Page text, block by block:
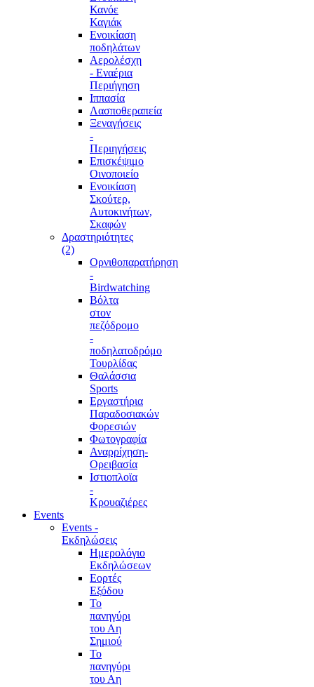
Κανόε
Καγιάκ
Ενοικίαση
ποδηλάτων
Αερολέσχη
- Εναέρια
Περιήγηση
Ιππασία
Λασποθεραπεία
Ξεναγήσεις
-
Περιηγήσεις
Επισκέψιμο
Οινοποιείο
Ενοικίαση
Σκούτερ,
Αυτοκινήτων,
Σκαφών
Δραστηριότητες
(2)
Ορνιθοπαρατήρηση
-
Birdwatching
Βόλτα
στον
πεζόδρομο
-
ποδηλατοδρόμο
Τουρλίδας
Θαλάσσια
Sports
Εργαστήρια
Παραδοσιακών
Φορεσιών
Φωτογραφία
Αναρρίχηση-
Ορειβασία
Ιστιοπλοϊα
-
Κρουαζιέρες
Events
Events -
Εκδηλώσεις
Ημερολόγιο
Εκδηλώσεων
Εορτές
Εξόδου
Το
πανηγύρι
του Αη
Σημιού
Το
πανηγύρι
του Αη